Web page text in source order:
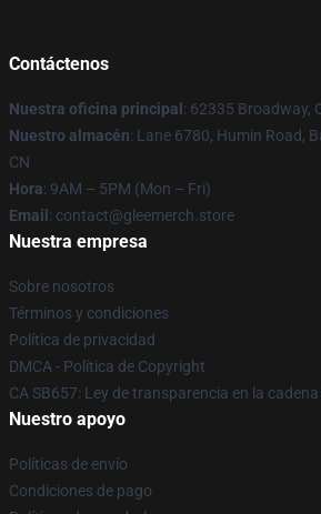
Contáctenos
Nuestra oficina principal : 62335 Broadway,
Nuestro almacén: Lane 6780, Humin Road,
CN
Hora: 9AM – 5PM (Mon – Fri)
Email : contact@gleemerch.store
Nuestra empresa
Sobre nosotros
Términos y condiciones
Política de privacidad
DMCA - Política de Copyright
CA SB657: Ley de transparencia en la
Nuestro apoyo
Políticas de envío
Condiciones de pago